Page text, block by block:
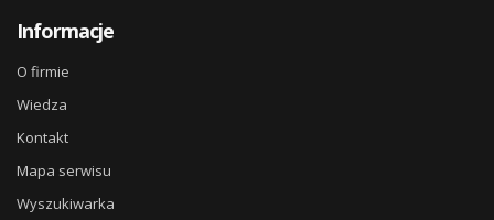
Informacje
O firmie
Wiedza
Kontakt
Mapa serwisu
Wyszukiwarka